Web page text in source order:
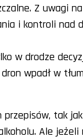
Z uwagi
i kontroli nad
w drodze
wpadł w
tak
Ale